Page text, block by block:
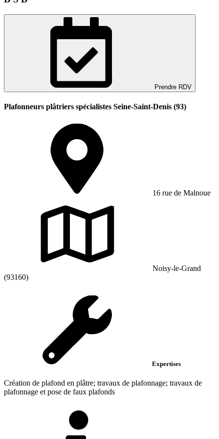
Prendre RDV
Plafonneurs plâtriers spécialistes Seine-Saint-Denis (93)
16 rue de Malnoue
Noisy-le-Grand
(93160)
Expertises
Création de plafond en plâtre; travaux de plafonnage; travaux de
plafonnage et pose de faux plafonds